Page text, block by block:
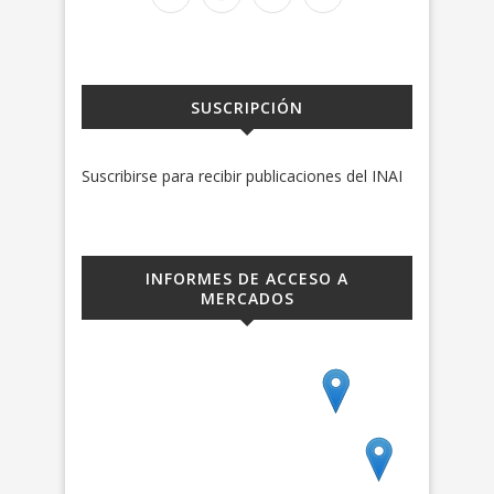
SUSCRIPCIÓN
Suscribirse para recibir publicaciones del INAI
INFORMES DE ACCESO A
MERCADOS